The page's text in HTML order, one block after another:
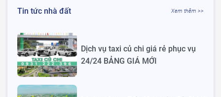
Tin tức nhà đất Xem thêm >>
Dịch vụ taxi củ chi giá rẻ phục vụ
24/24 BẢNG GIÁ MỚI